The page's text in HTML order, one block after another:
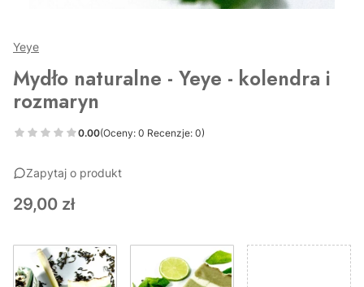
Yeye
Mydło naturalne - Yeye - kolendra i
rozmaryn
0.00(Oceny: 0 Recenzje: 0)
Zapytaj o produkt
Cena
29,00 zł